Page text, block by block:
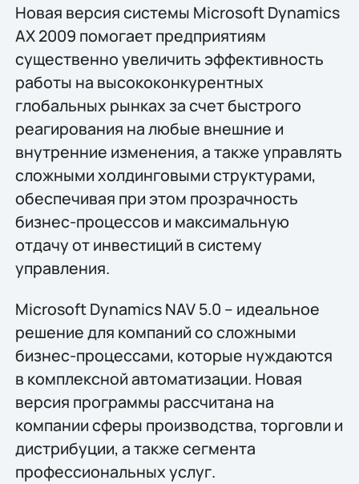
Новая версия системы Microsoft Dynamics
AX 2009 помогает предприятиям
существенно увеличить эффективность
работы на высококонкурентных
глобальных рынках за счет быстрого
реагирования на любые внешние и
внутренние изменения, а также управлять
сложными холдинговыми структурами,
обеспечивая при этом прозрачность
бизнес-процессов и максимальную
отдачу от инвестиций в систему
управления.
Microsoft Dynamics NAV 5.0 – идеальное
решение для компаний со сложными
бизнес-процессами, которые нуждаются
в комплексной автоматизации. Новая
версия программы рассчитана на
компании сферы производства, торговли и
дистрибуции, а также сегмента
профессиональных услуг.